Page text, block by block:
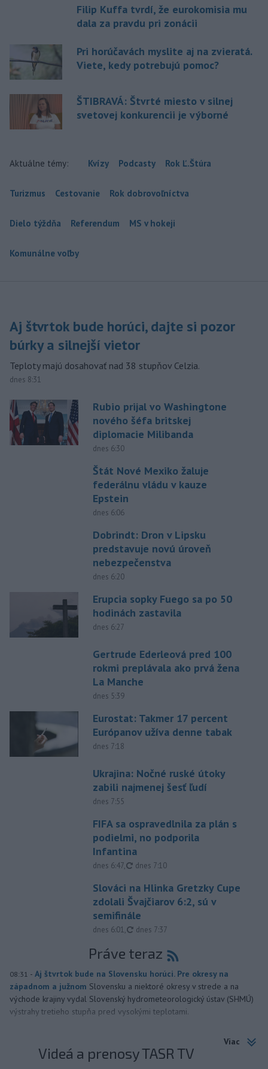
Filip Kuffa tvrdí, že eurokomisia mu
dala za pravdu pri zonácii
Pri horúčavách myslite aj na zvieratá.
Viete, kedy potrebujú pomoc?
ŠTIBRAVÁ: Štvrté miesto v silnej
svetovej konkurencii je výborné
Aktuálne témy: Kvízy Podcasty Rok Ľ.Štúra
Turizmus Cestovanie Rok dobrovoľníctva
Dielo týždňa Referendum MS v hokeji
Komunálne voľby
Aj štvrtok bude horúci, dajte si pozor
búrky a silnejší vietor
Teploty majú dosahovať nad 38 stupňov Celzia.
dnes 8:31
Rubio prijal vo Washingtone
nového šéfa britskej
diplomacie Milibanda
dnes 6:30
Štát Nové Mexiko žaluje
federálnu vládu v kauze
Epstein
dnes 6:06
Dobrindt: Dron v Lipsku
predstavuje novú úroveň
nebezpečenstva
dnes 6:20
Erupcia sopky Fuego sa po 50
hodinách zastavila
dnes 6:27
Gertrude Ederleová pred 100
rokmi preplávala ako prvá žena
La Manche
dnes 5:39
Eurostat: Takmer 17 percent
Európanov užíva denne tabak
dnes 7:18
Ukrajina: Nočné ruské útoky
zabili najmenej šesť ľudí
dnes 7:55
FIFA sa ospravedlnila za plán s
podielmi, no podporila
Infantina
dnes 6:47, aktualizované
dnes 7:10
Slováci na Hlinka Gretzky Cupe
zdolali Švajčiarov 6:2, sú v
semifinále
dnes 6:01, aktualizované
dnes 7:37
Práve teraz
08:31 - Aj štvrtok bude na Slovensku horúci. Pre okresy na
západnom a južnom Slovensku a niektoré okresy v strede a na
východe krajiny vydal Slovenský hydrometeorologický ústav (SHMÚ)
výstrahy tretieho stupňa pred vysokými teplotami.
Viac
Videá a prenosy TASR TV